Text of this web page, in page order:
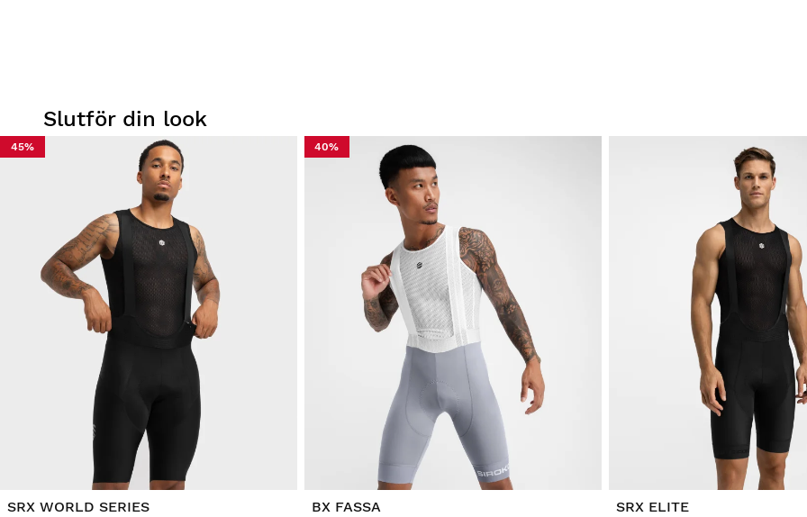
Slutför din look
45%
SRX WORLD SERIES
40%
BX FASSA SRX ELITE